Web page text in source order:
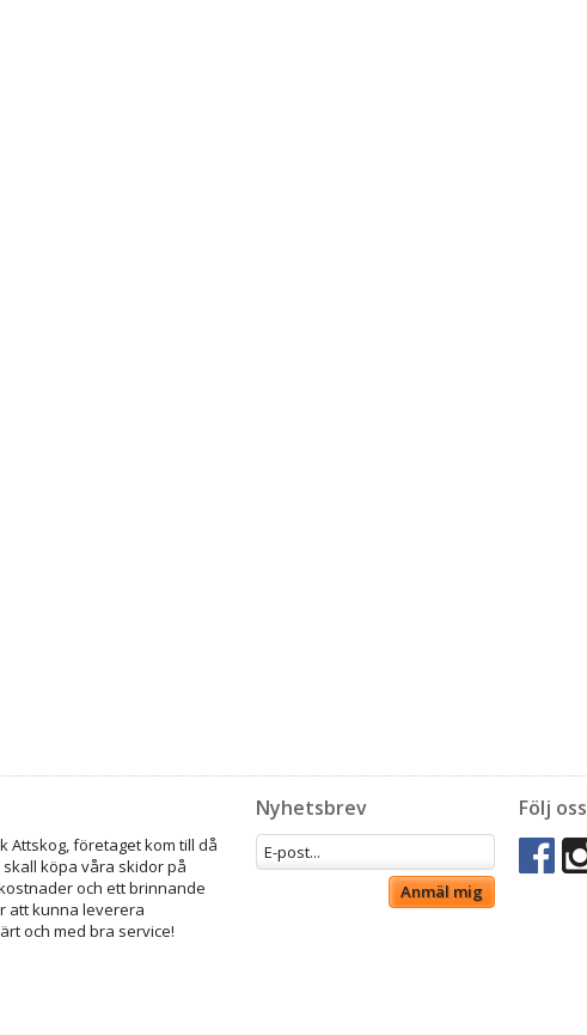
Följ oss
Nyhetsbrev
Anmäl mig
Attskog, företaget kom till då
köpa våra skidor på
och ett brinnande
att kunna leverera
och med bra service!